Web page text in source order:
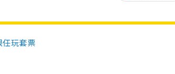
玩套票